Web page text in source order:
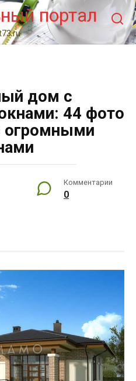
портал
дом с
44 фото
огромными
Комментарии
0